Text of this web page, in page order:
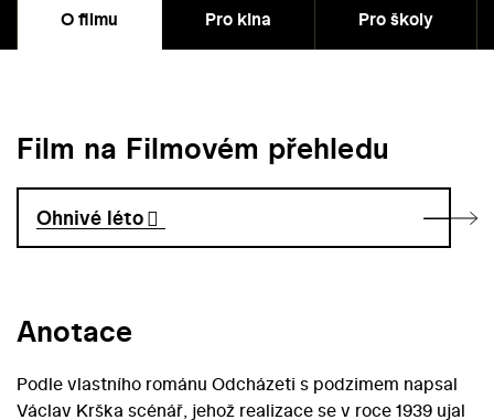
O filmu Pro kina Pro školy
Film na Filmovém přehledu
Ohnivé léto
Anotace
Podle vlastního románu Odcházeti s podzimem napsal
Václav Krška scénář, jehož realizace se v roce 1939 ujal